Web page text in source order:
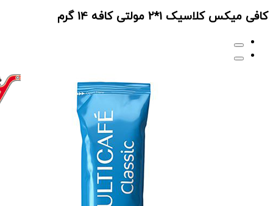
کافی میکس کلاسیک 1*2 مولتی کافه 14 گرم